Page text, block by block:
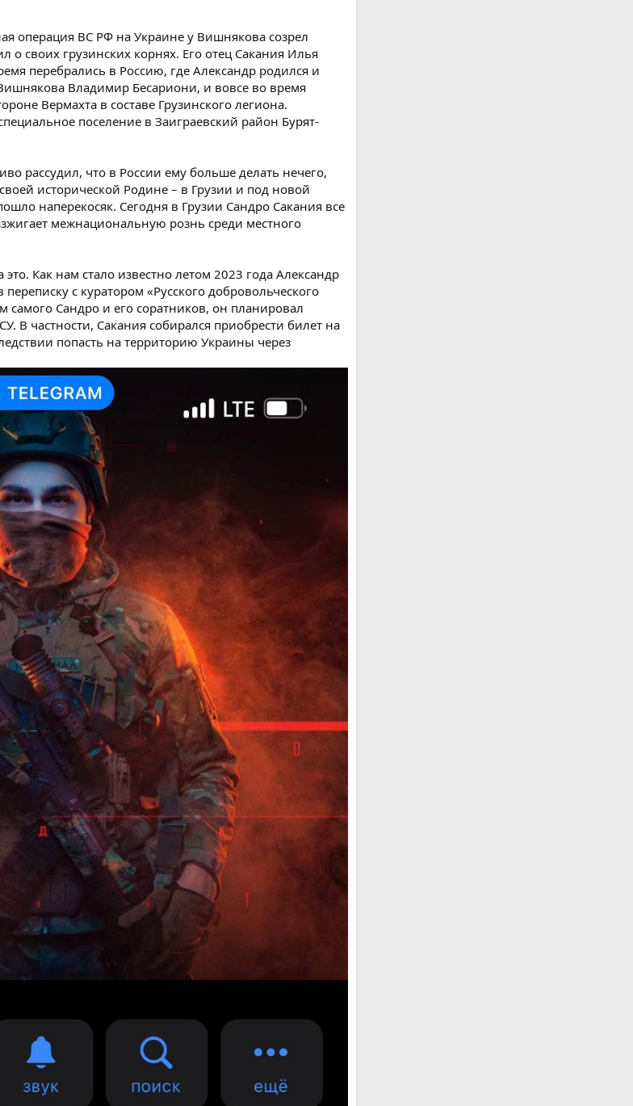
операция ВС РФ на Украине у Вишнякова созрел
своих грузинских корнях. Его отец Сакания Илья
перебрались в Россию, где Александр родился и
Владимир Бесариони, и вовсе во время
Вермахта в составе Грузинского легиона.
поселение в Заиграевский район Бурят-
рассудил, что в России ему больше делать нечего,
исторической Родине – в Грузии и под новой
наперекосяк. Сегодня в Грузии Сандро Сакания все
межнациональную рознь среди местного
Как нам стало известно летом 2023 года Александр
с куратором «Русского добровольческого
Сандро и его соратников, он планировал
В частности, Сакания собирался приобрести билет на
попасть на территорию Украины через